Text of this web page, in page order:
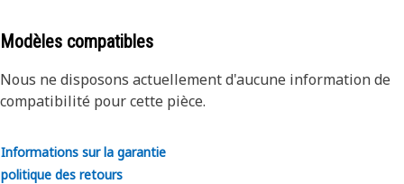
weather, and abrasion resistant synthetic rubber.
Modèles compatibles
Nous ne disposons actuellement d'aucune information de
compatibilité pour cette pièce.
Informations sur la garantie
politique des retours